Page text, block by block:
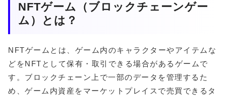
NFTゲーム（ブロックチェーンゲー
ム）とは？
NFTゲームとは、ゲーム内のキャラクターやアイテムな
どをNFTとして保有・取引できる場合があるゲームで
す。ブロックチェーン上で一部のデータを管理するた
め、ゲーム内資産をマーケットプレイスで売買できるタ